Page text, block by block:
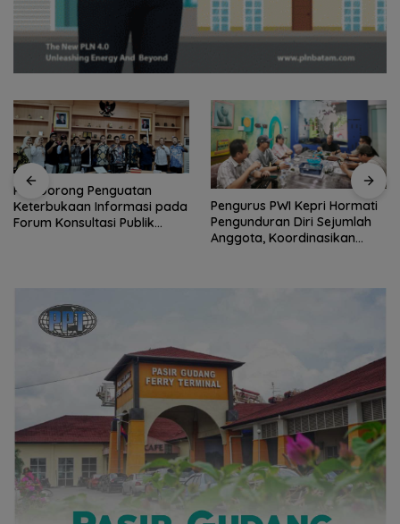
Pengurus PWI Kepri Hormati
Pengunduran Diri Sejumlah
Perwara Indonesia Perkuat
Sinergi dengan DPRD dan
Pemko Batam, Siap
Berkontribusi untuk
Pembangunan Daerah